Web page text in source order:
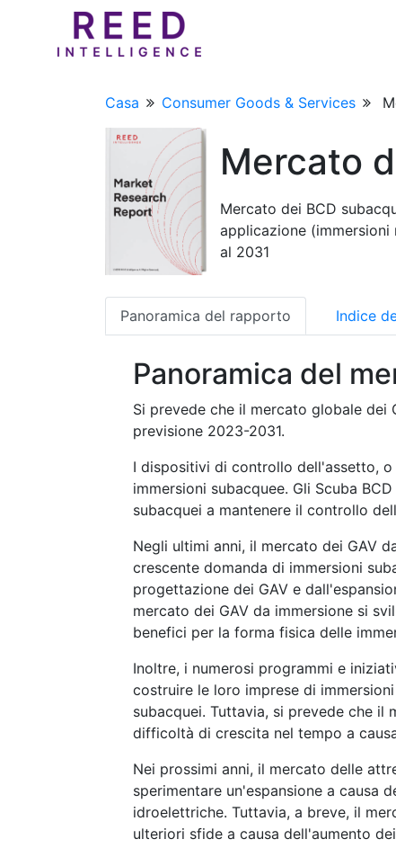
Casa Consumer Goods & Services
Mercato
Mercato dei BCD
applicazione
al 2031
Panoramica del rapporto Indice
Panoramica del
Si prevede che il mercato globale dei
previsione 2023-2031.
I dispositivi di controllo dell'assetto,
immersioni subacquee. Gli Scuba
subacquei a mantenere il controllo
Negli ultimi anni, il mercato dei GAV
crescente domanda di immersioni
progettazione dei GAV e
mercato dei GAV da immersione si
benefici per la forma fisica delle
Inoltre, i numerosi programmi e
costruire le loro imprese di
subacquei. Tuttavia, si prevede che il
difficoltà di crescita nel tempo a
Nei prossimi anni, il mercato delle
sperimentare un'espansione a causa
idroelettriche. Tuttavia, a breve, il
ulteriori sfide a causa dell'aumento